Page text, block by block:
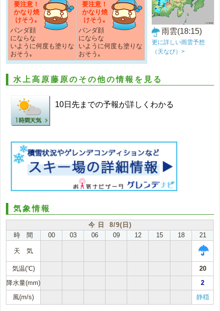
要注意！
かなり焼
けそう｡
パンダ顔
にならな
いように何度も塗りな
おそう｡
要注意！
かなり焼
けそう｡
パンダ顔
にならな
いように何度も塗りな
おそう｡
雨雲(18:15)
更に詳しい雨雲予想
（天なび）>
水上高原藤原のその他の情報を見る
10日先までの予報が詳しくわかる
気象情報
今 日 8/9(日)
時 間
00 03 06 09 12 15 18 21
天 気
気温(℃)
20
降水量(mm)
2
風(m/s)
静穏